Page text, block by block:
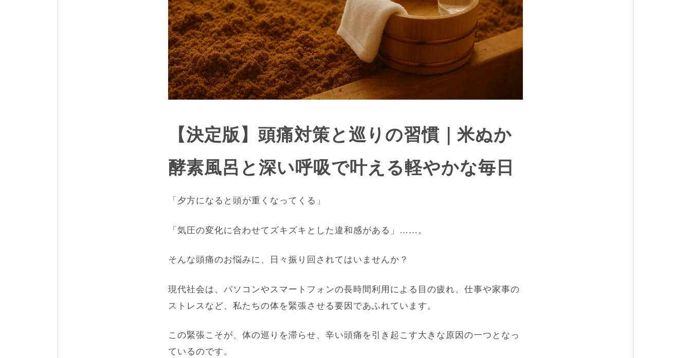
【決定版】頭痛対策と巡りの習慣｜米ぬか
酵素風呂と深い呼吸で叶える軽やかな毎日
「夕方になると頭が重くなってくる」
「気圧の変化に合わせてズキズキとした違和感がある」……。
そんな頭痛のお悩みに、日々振り回されてはいませんか？
現代社会は、パソコンやスマートフォンの長時間利用による目の疲れ、仕事や家事の
ストレスなど、私たちの体を緊張させる要因であふれています。
この緊張こそが、体の巡りを滞らせ、辛い頭痛を引き起こす大きな原因の一つとなっ
ているのです。